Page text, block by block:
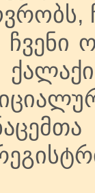
ჩვენი